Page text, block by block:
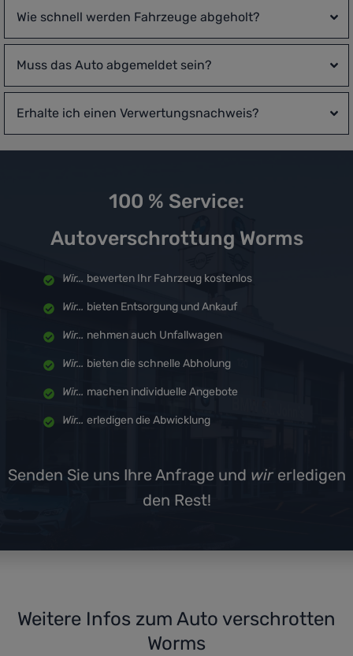
Wie schnell werden Fahrzeuge abgeholt?
Muss das Auto abgemeldet sein?
Erhalte ich einen Verwertungsnachweis?
100 % Service:
Autoverschrottung Worms
Wir... bewerten Ihr Fahrzeug kostenlos
Wir... bieten Entsorgung und Ankauf
Wir... nehmen auch Unfallwagen
Wir... bieten die schnelle Abholung
Wir... machen individuelle Angebote
Wir... erledigen die Abwicklung
Senden Sie uns Ihre Anfrage und wirerledigen
den Rest!
Weitere Infos zum Auto verschrotten
Worms